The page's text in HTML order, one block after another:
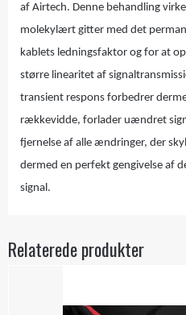
af Airtech. Denne behandling
molekylært gitter med det
kablets ledningsfaktor og for at
større linearitet af
transient respons forbedrer
rækkevidde, forlader uændret
fjernelse af alle ændringer, der
dermed en perfekt gengivelse af
signal.
Relaterede produkter